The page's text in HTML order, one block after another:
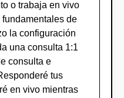
o trabaja en vivo
de
la configuración
una consulta 1:1
consulta e
tus
en vivo mientras